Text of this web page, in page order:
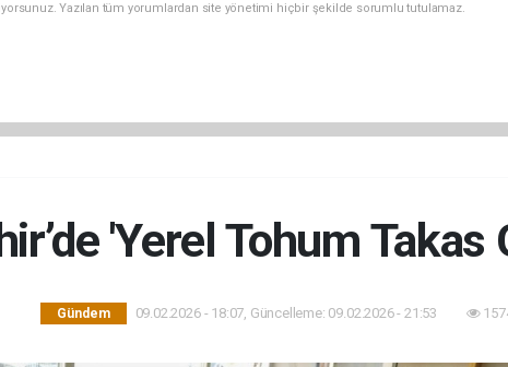
Yazılan tüm yorumlardan site yönetimi hiçbir şekilde sorumlu tutulamaz.
'Yerel Tohum Takas
Gündem 09.02.2026 - 18:07, Güncelleme: 09.02.2026 - 21:53